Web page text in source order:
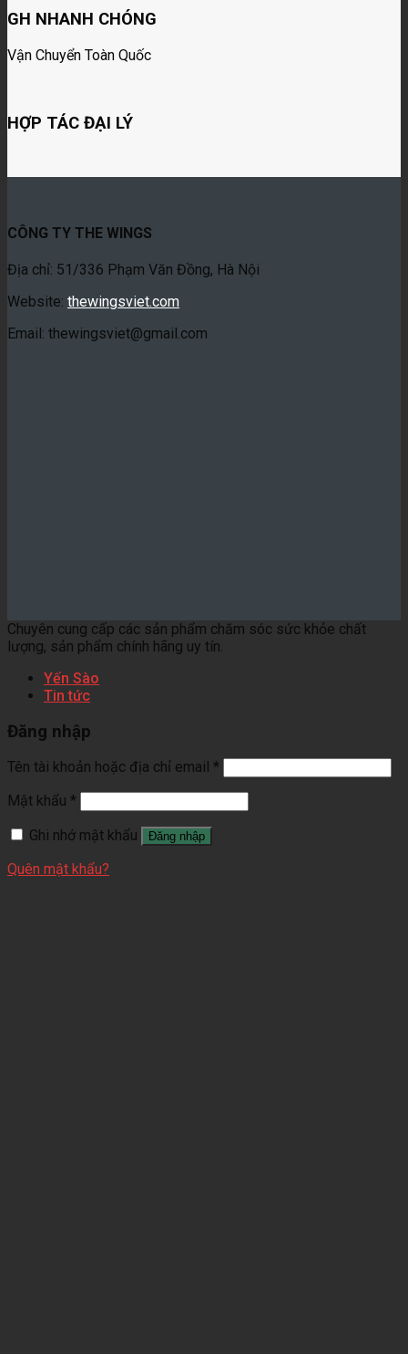
GH NHANH CHÓNG
Vận Chuyển Toàn Quốc
HỢP TÁC ĐẠI LÝ
CÔNG TY THE WINGS
Địa chỉ: 51/336 Phạm Văn Đồng, Hà Nội
Website: thewingsviet.com
Email: thewingsviet@gmail.com
Chuyên cung cấp các sản phẩm chăm sóc sức khỏe chất
lượng, sản phẩm chính hãng uy tín.
Yến Sào
Tin tức
Đăng nhập
Tên tài khoản hoặc địa chỉ email *
Mật khẩu *
Ghi nhớ mật khẩu
Đăng nhập
Quên mật khẩu?